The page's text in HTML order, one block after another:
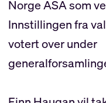
Norge ASA som
Innstillingen fra
votert over under